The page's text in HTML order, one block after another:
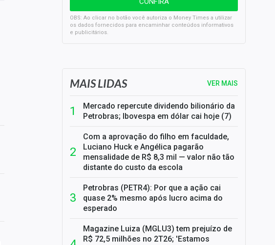
OBS: Ao clicar no botão você autoriza o Money Times a utilizar
os dados fornecidos para encaminhar conteúdos informativos
e publicitários.
SELIC em 14%: A repercussão da decisão sobre os JUROS
MAIS LIDAS VER MAIS
Mercado repercute dividendo bilionário da
Petrobras; Ibovespa em dólar cai hoje (7)
Com a aprovação do filho em faculdade,
Luciano Huck e Angélica pagarão
mensalidade de R$ 8,3 mil — valor não tão
distante do custo da escola
Petrobras (PETR4): Por que a ação cai
quase 2% mesmo após lucro acima do
esperado
Magazine Luiza (MGLU3) tem prejuízo de
R$ 72,5 milhões no 2T26; 'Estamos